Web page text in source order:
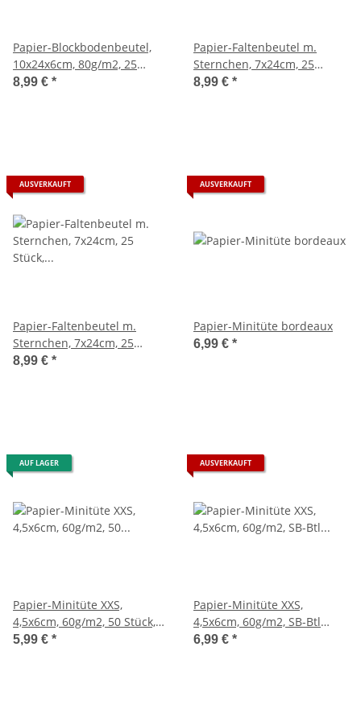
Papier-Blockbodenbeutel,
10x24x6cm, 80g/m2, 25
Stück, weiß
8,99 € *
Papier-Faltenbeutel m.
Sternchen, 7x24cm, 25
Stück, gold
8,99 € *
AUSVERKAUFT
Papier-Faltenbeutel m.
Sternchen, 7x24cm, 25
Stück, silber
8,99 € *
AUSVERKAUFT
Papier-Minitüte bordeaux
6,99 € *
AUF LAGER
Papier-Minitüte XXS,
4,5x6cm, 60g/m2, 50 Stück,
weiß
5,99 € *
AUSVERKAUFT
Papier-Minitüte XXS,
4,5x6cm, 60g/m2, SB-Btl
50Stück, bordeaux
6,99 € *